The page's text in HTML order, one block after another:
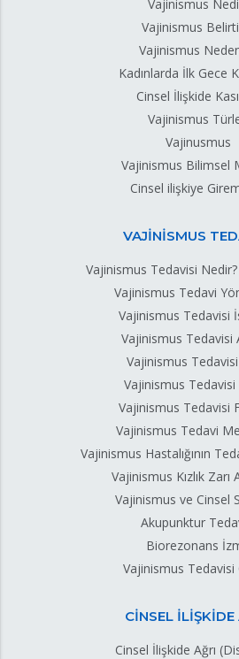
Vajinismus
Vajinismus
Vajinismus
Kadınlarda İlk Gece
Cinsel İlişkide
Vajinismus
Vajinusmus
Vajinismus Bilimsel
Cinsel ilişkiye
VAJİNİSMUS
Vajinismus Tedavisi Nedir?
Vajinismus Tedavi
Vajinismus Tedavisi
Vajinismus Tedavisi
Vajinismus
Vajinismus Tedavisi
Vajinismus Tedavisi
Vajinismus Tedavi
Vajinismus Hastalığının
Vajinismus Kızlık Zarı
Vajinismus ve Cinsel
Akupunktur
Biorezonans
Vajinismus Tedavisi
CİNSEL İLİŞKİDE
Cinsel İlişkide Ağrı